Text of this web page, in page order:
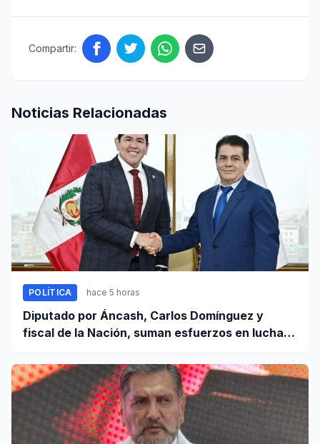
Compartir:
Noticias Relacionadas
POLÍTICA hace 5 horas
Diputado por Áncash, Carlos Domínguez y
fiscal de la Nación, suman esfuerzos en lucha